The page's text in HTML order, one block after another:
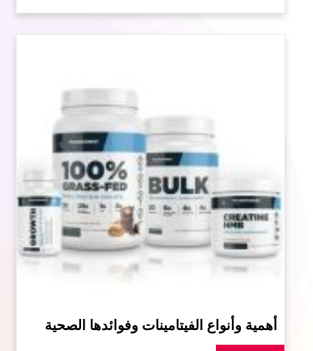
أهمية وأنواع الفيتامينات وفوائدها الصحية